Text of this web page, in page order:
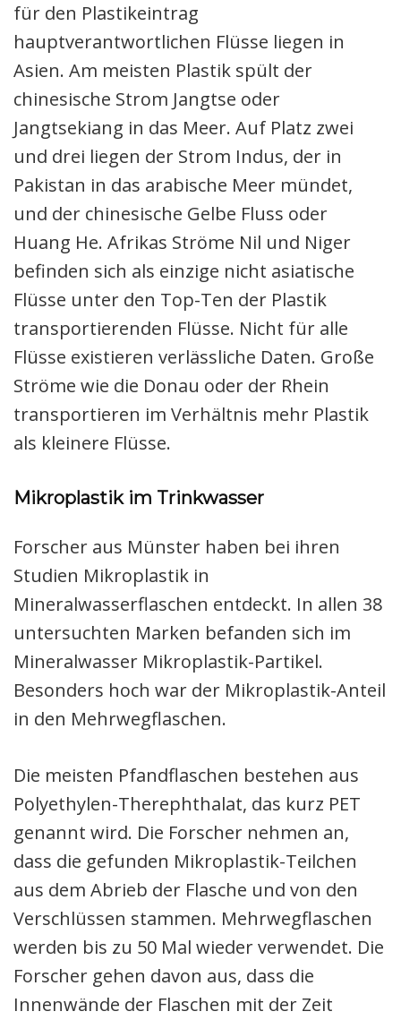
für den Plastikeintrag
hauptverantwortlichen Flüsse liegen in
Asien. Am meisten Plastik spült der
chinesische Strom Jangtse oder
Jangtsekiang in das Meer. Auf Platz zwei
und drei liegen der Strom Indus, der in
Pakistan in das arabische Meer mündet,
und der chinesische Gelbe Fluss oder
Huang He. Afrikas Ströme Nil und Niger
befinden sich als einzige nicht asiatische
Flüsse unter den Top-Ten der Plastik
transportierenden Flüsse. Nicht für alle
Flüsse existieren verlässliche Daten. Große
Ströme wie die Donau oder der Rhein
transportieren im Verhältnis mehr Plastik
als kleinere Flüsse.
Mikroplastik im Trinkwasser
Forscher aus Münster haben bei ihren
Studien Mikroplastik in
Mineralwasserflaschen entdeckt. In allen 38
untersuchten Marken befanden sich im
Mineralwasser Mikroplastik-Partikel.
Besonders hoch war der Mikroplastik-Anteil
in den Mehrwegflaschen.
Die meisten Pfandflaschen bestehen aus
Polyethylen-Therephthalat, das kurz PET
genannt wird. Die Forscher nehmen an,
dass die gefunden Mikroplastik-Teilchen
aus dem Abrieb der Flasche und von den
Verschlüssen stammen. Mehrwegflaschen
werden bis zu 50 Mal wieder verwendet. Die
Forscher gehen davon aus, dass die
Innenwände der Flaschen mit der Zeit